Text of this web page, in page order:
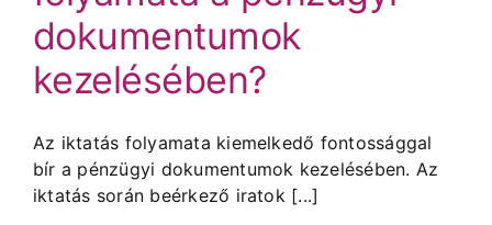
nyugtákat
Helpfordesk
dokumentumok
kezelésében?
Az iktatás folyamata kiemelkedő fontossággal
bír a pénzügyi dokumentumok kezelésében. Az
iktatás során beérkező iratok [...]